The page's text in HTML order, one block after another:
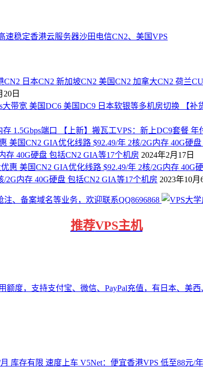
20日
【补
【上新】搬瓦工VPS：新上DC9套餐 年
存 40G硬盘 包括CN2 GIA等17个机房 2024年2月17日
2G内存 40G硬盘 包括CN2 GIA等17个机房 2023年10月
推荐VPS主机
度，支持支付宝、微信、PayPal充值，有日本、美
V5Net：便宜香港VPS 低至88元/